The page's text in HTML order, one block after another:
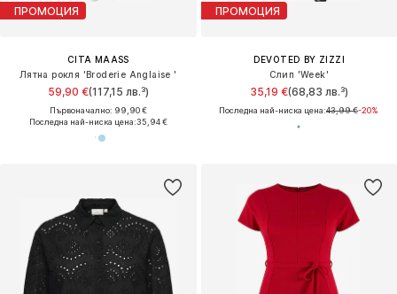
ПРОМОЦИЯ
CITA MAASS
Лятна рокля 'Broderie Anglaise '
59,90 €(117,15 лв.³)
Първоначално: 99,90 €
Последна най-ниска цена:35,94 €
ПРОМОЦИЯ
DEVOTED BY ZIZZI
Слип 'Week'
35,19 €(68,83 лв.³)
Последна най-ниска цена:43,99 €-20%